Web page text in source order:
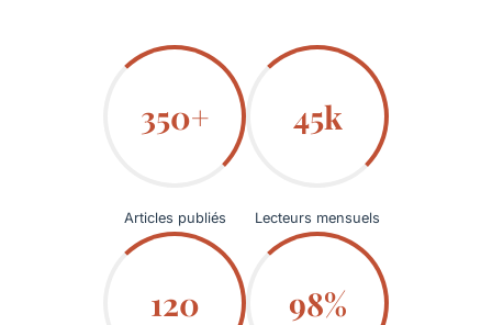
350+
Articles publiés
45k
Lecteurs mensuels
120 98%